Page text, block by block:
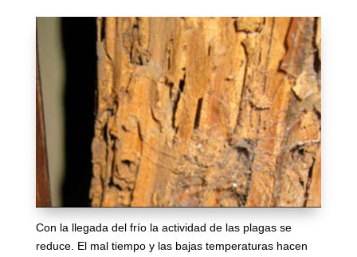
Con la llegada del frío la actividad de las plagas se
reduce. El mal tiempo y las bajas temperaturas hacen